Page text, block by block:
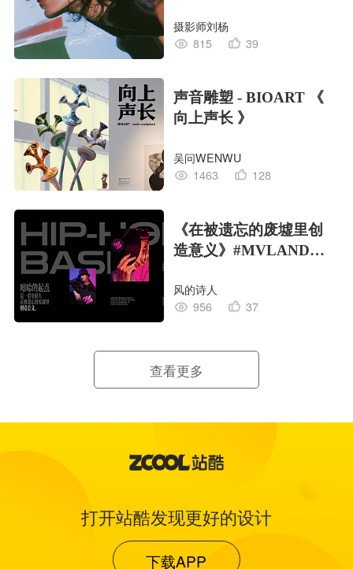
摄影师刘杨
815
39
声音雕塑 - BIOART 《
向上声长 》
吴问WENWU
1463
128
《在被遗忘的废墟里创
造意义》#MVLAND嘻
风的诗人
956
37
查看更多
打开站酷发现更好的设计
下载APP